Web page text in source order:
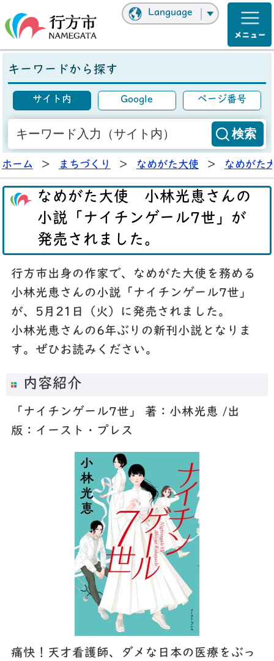
Language
キーワードから探す
サイト内 Google ページ番号
ホーム > まちづくり > なめがた大使 > なめがた
なめがた大使 小林光恵さんの
小説「ナイチンゲール7世」が
発売されました。
行方市出身の作家で、なめがた大使を務める
小林光恵さんの小説「ナイチンゲール7世」
が、5月21日（火）に発売されました。
小林光恵さんの6年ぶりの新刊小説となりま
す。ぜひお読みください。
内容紹介
「ナイチンゲール7世」 著：小林光恵 /出
版：イースト・プレス
痛快！天才看護師、ダメな日本の医療をぶっ